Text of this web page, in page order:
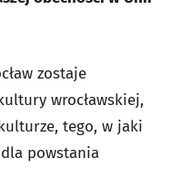
zostaje
wrocławskiej,
tego, w jaki
powstania